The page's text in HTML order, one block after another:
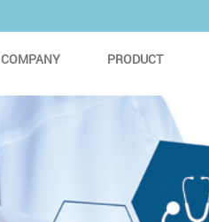
COMPANY PRODUCT